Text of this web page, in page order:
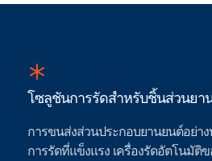
โซลูชันการรัดสําหรับชิ้นส่วนยา
การขนส่งส่วนประกอบยานยนต์อย่า
การรัดที่แข็งแรง เครื่องรัดอัตโนมัติ